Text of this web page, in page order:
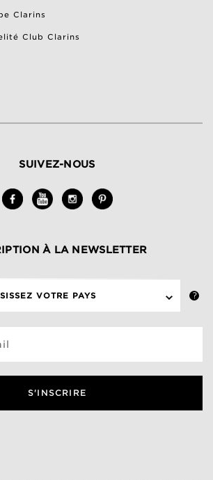
Clarins
Club Clarins
SUIVEZ-NOUS
À LA NEWSLETTER
VOTRE PAYS
S'INSCRIRE